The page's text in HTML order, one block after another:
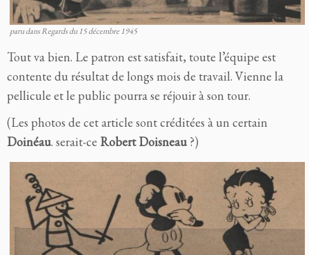
paru dans Regards du 15 décembre 1945
Tout va bien. Le patron est satisfait, toute l’équipe est
contente du résultat de longs mois de travail. Vienne la
pellicule et le public pourra se réjouir à son tour.
(Les photos de cet article sont créditées à un certain
Doinéau. serait-ce Robert Doisneau?)